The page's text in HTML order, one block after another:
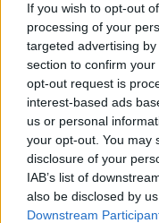
If you wish to opt-out
processing of your
targeted advertising
section to confirm
opt-out request is
interest-based ads
us or personal
your opt-out. You may
disclosure of your
IAB’s list of
also be disclosed by
Downstream
Élő:
végh hanta• 2009. október
Két oka van annak,
írni a meccskről.
a kulcsjelenetekre,
ahol menet
véleményeteket.
TV), nagyjából mi